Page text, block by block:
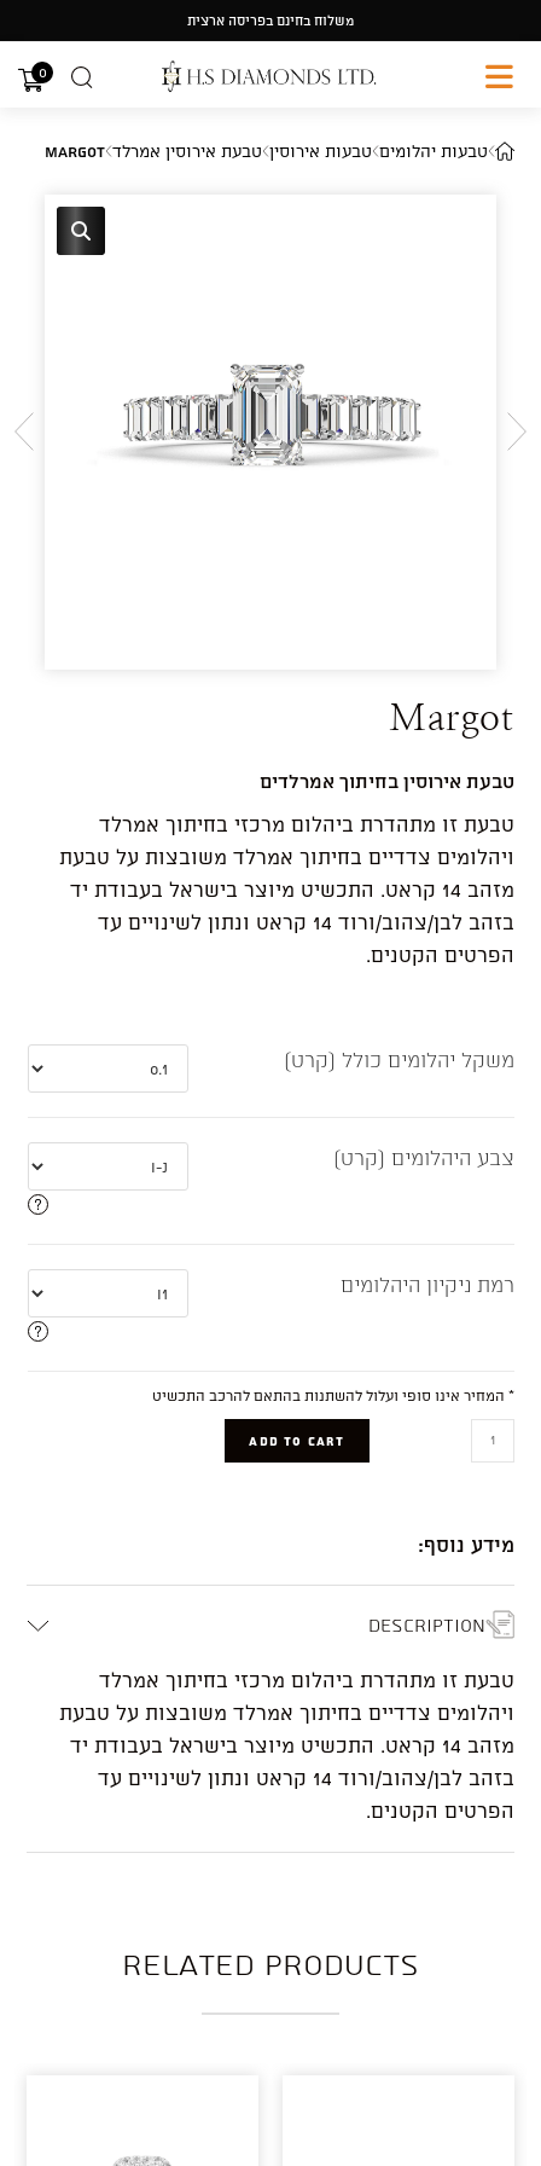
content
משלוח בחינם בפריסה ארצית
0
טבעות יהלומים טבעות אירוסין טבעת אירוסין אמרלד Margot
Margot
טבעת אירוסין בחיתוך אמרלדים
טבעת זו מתהדרת ביהלום מרכזי בחיתוך אמרלד
ויהלומים צדדיים בחיתוך אמרלד משובצות על טבעת
מזהב 14 קראט. התכשיט מיוצר בישראל בעבודת יד
בזהב לבן/צהוב/ורוד 14 קראט ונתון לשינויים עד
הפרטים הקטנים.
משקל יהלומים כולל (קרט)
צבע היהלומים (קרט)
רמת ניקיון היהלומים
* המחיר אינו סופי ועלול להשתנות בהתאם להרכב התכשיט
ADD TO CART
מידע נוסף:
Description
טבעת זו מתהדרת ביהלום מרכזי בחיתוך אמרלד
ויהלומים צדדיים בחיתוך אמרלד משובצות על טבעת
מזהב 14 קראט. התכשיט מיוצר בישראל בעבודת יד
בזהב לבן/צהוב/ורוד 14 קראט ונתון לשינויים עד
הפרטים הקטנים.
Related products